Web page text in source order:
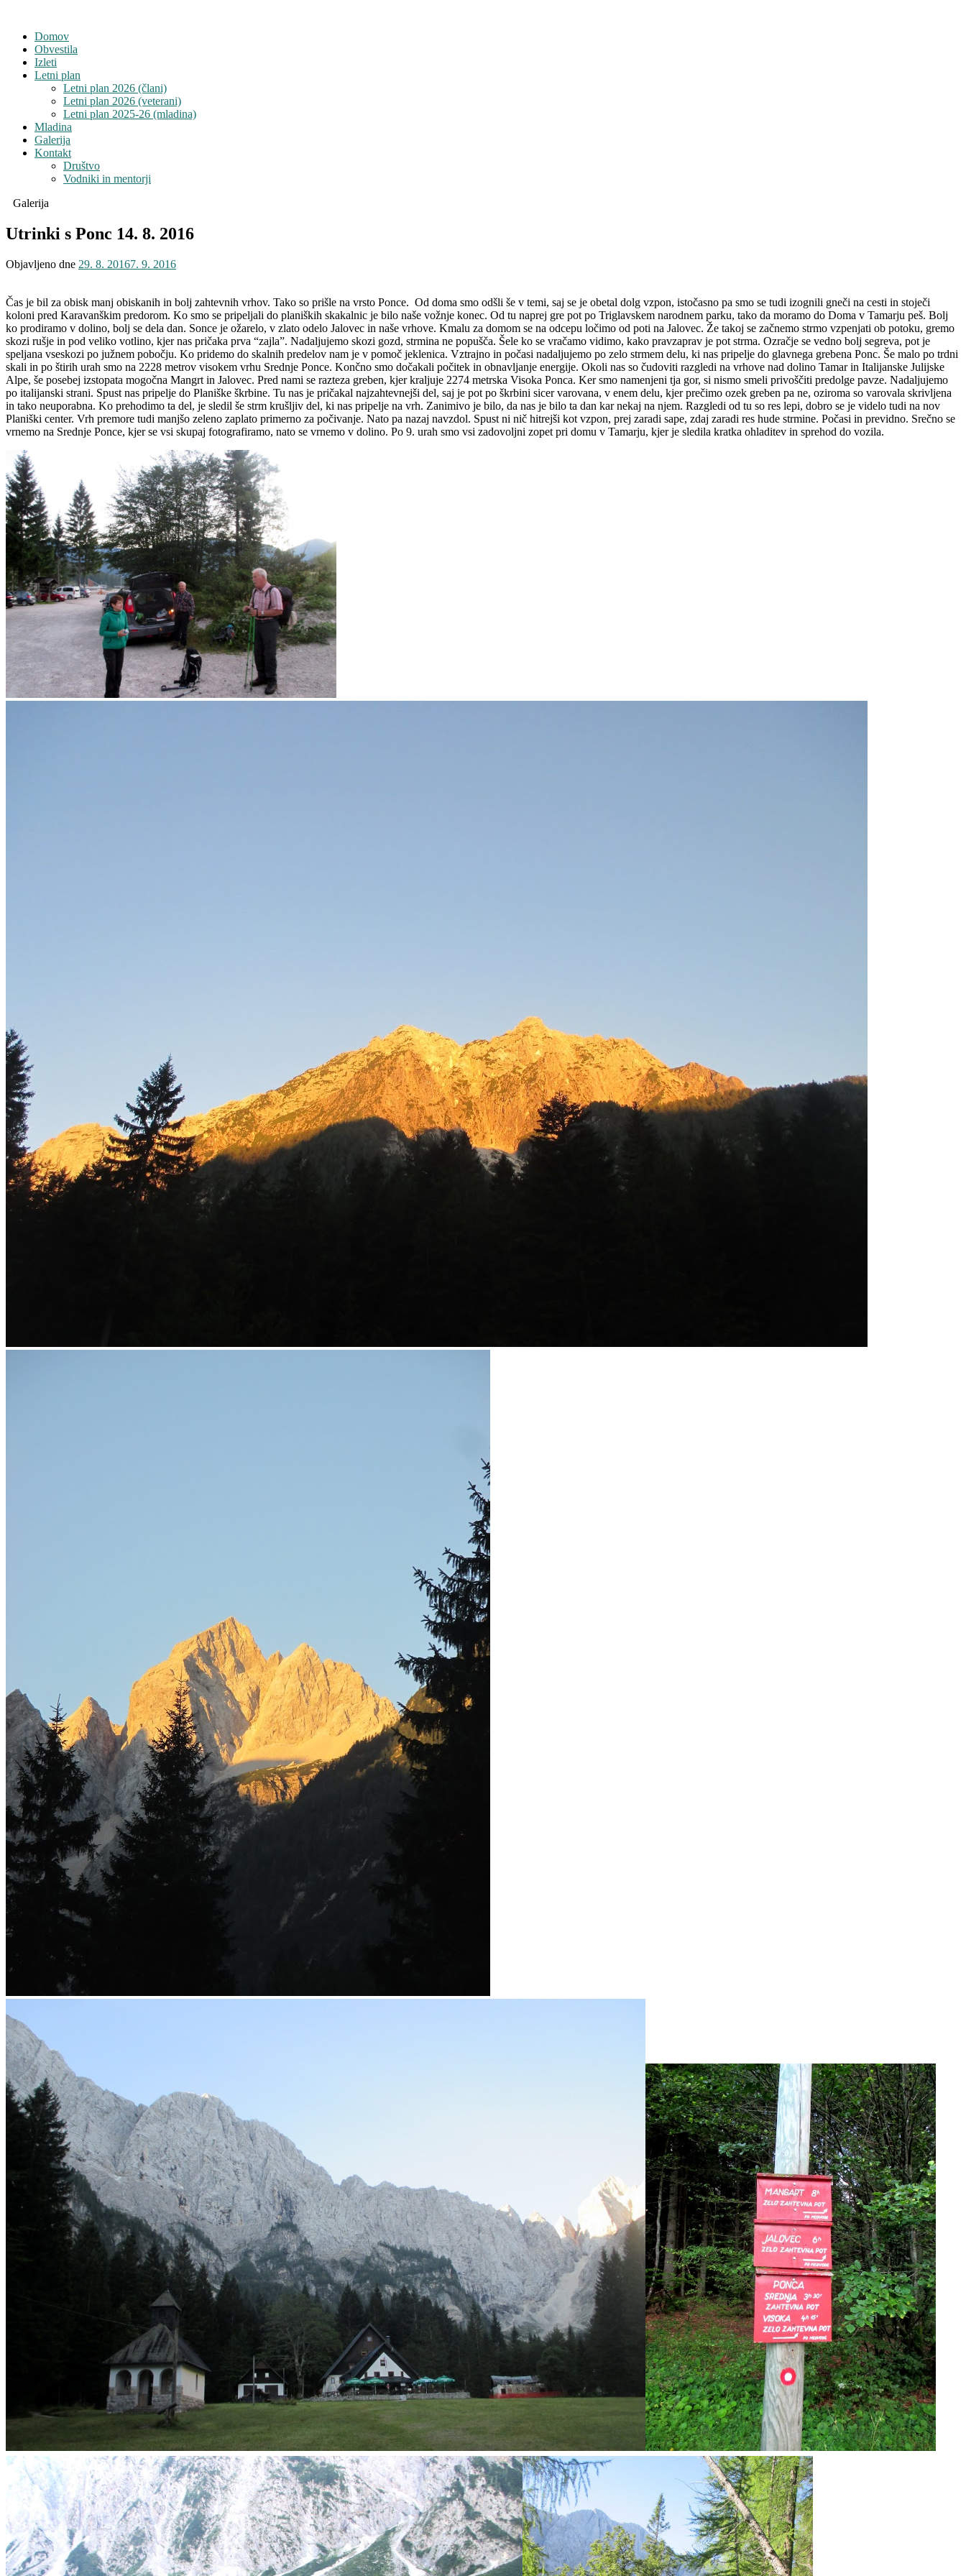
Domov
Obvestila
Izleti
Letni plan
Letni plan 2026 (člani)
Letni plan 2026 (veterani)
Letni plan 2025-26 (mladina)
Mladina
Galerija
Kontakt
Društvo
Vodniki in mentorji
Galerija
Utrinki s Ponc 14. 8. 2016
Objavljeno dne 29. 8. 20167. 9. 2016
Čas je bil za obisk manj obiskanih in bolj zahtevnih vrhov. Tako so prišle na vrsto Ponce. Od doma smo odšli še v temi, saj se je obetal dolg vzpon, istočasno pa smo se tudi izognili gneči na cesti in stoječi
koloni pred Karavanškim predorom. Ko smo se pripeljali do planiških skakalnic je bilo naše vožnje konec. Od tu naprej gre pot po Triglavskem narodnem parku, tako da moramo do Doma v Tamarju peš. Bolj
ko prodiramo v dolino, bolj se dela dan. Sonce je ožarelo, v zlato odelo Jalovec in naše vrhove. Kmalu za domom se na odcepu ločimo od poti na Jalovec. Že takoj se začnemo strmo vzpenjati ob potoku, gremo
skozi rušje in pod veliko votlino, kjer nas pričaka prva “zajla”. Nadaljujemo skozi gozd, strmina ne popušča. Šele ko se vračamo vidimo, kako pravzaprav je pot strma. Ozračje se vedno bolj segreva, pot je
speljana vseskozi po južnem pobočju. Ko pridemo do skalnih predelov nam je v pomoč jeklenica. Vztrajno in počasi nadaljujemo po zelo strmem delu, ki nas pripelje do glavnega grebena Ponc. Še malo po trdni
skali in po štirih urah smo na 2228 metrov visokem vrhu Srednje Ponce. Končno smo dočakali počitek in obnavljanje energije. Okoli nas so čudoviti razgledi na vrhove nad dolino Tamar in Italijanske Julijske
Alpe, še posebej izstopata mogočna Mangrt in Jalovec. Pred nami se razteza greben, kjer kraljuje 2274 metrska Visoka Ponca. Ker smo namenjeni tja gor, si nismo smeli privoščiti predolge pavze. Nadaljujemo
po italijanski strani. Spust nas pripelje do Planiške škrbine. Tu nas je pričakal najzahtevnejši del, saj je pot po škrbini sicer varovana, v enem delu, kjer prečimo ozek greben pa ne, oziroma so varovala skrivljena
in tako neuporabna. Ko prehodimo ta del, je sledil še strm krušljiv del, ki nas pripelje na vrh. Zanimivo je bilo, da nas je bilo ta dan kar nekaj na njem. Razgledi od tu so res lepi, dobro se je videlo tudi na nov
Planiški center. Vrh premore tudi manjšo zeleno zaplato primerno za počivanje. Nato pa nazaj navzdol. Spust ni nič hitrejši kot vzpon, prej zaradi sape, zdaj zaradi res hude strmine. Počasi in previdno. Srečno se
vrnemo na Srednje Ponce, kjer se vsi skupaj fotografiramo, nato se vrnemo v dolino. Po 9. urah smo vsi zadovoljni zopet pri domu v Tamarju, kjer je sledila kratka ohladitev in sprehod do vozila.